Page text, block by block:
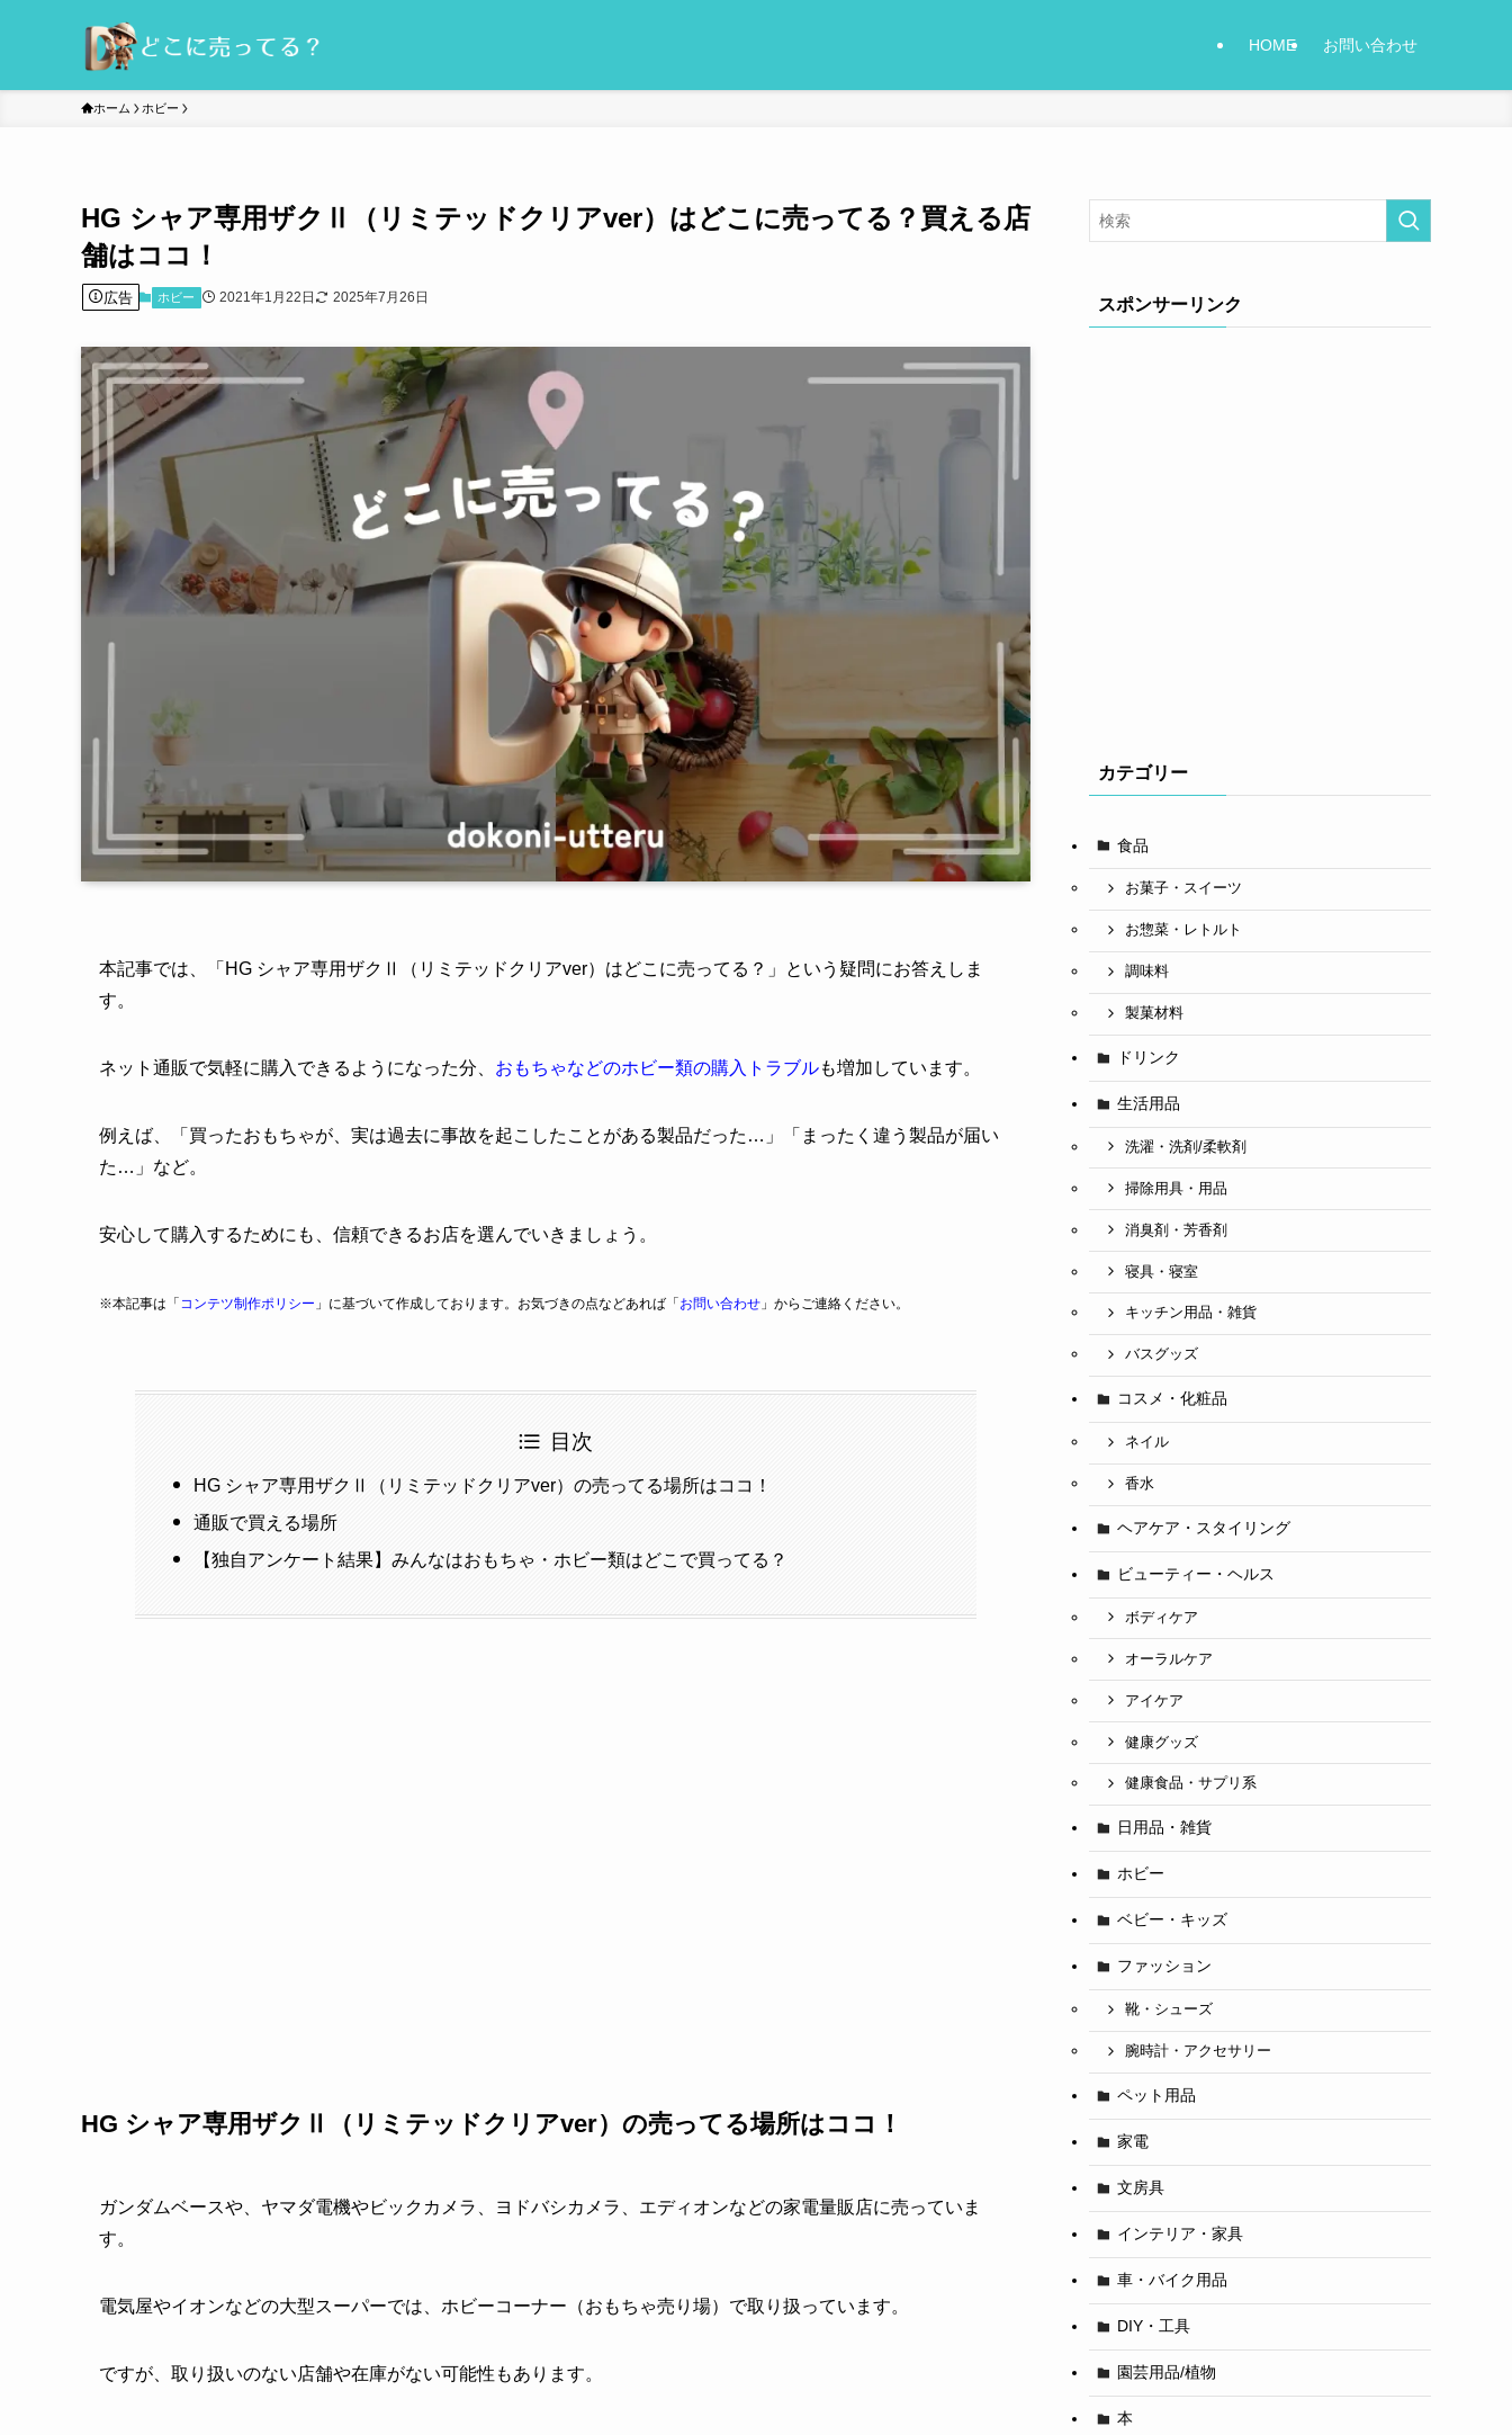
HOME お問い合わせ
ホーム ホビー
HG シャア専用ザクⅡ（リミテッドクリアver）はどこに売ってる？買える店
舗はココ！
広告 ホビー 2021年1月22日 2025年7月26日
本記事では、「HG シャア専用ザクⅡ（リミテッドクリアver）はどこに売ってる？」という疑問にお答えしま
す。
ネット通販で気軽に購入できるようになった分、 おもちゃなどのホビー類の購入トラブルも増加しています。
例えば、「買ったおもちゃが、実は過去に事故を起こしたことがある製品だった…」「まったく違う製品が届い
た…」など。
安心して購入するためにも、信頼できるお店を選んでいきましょう。
※本記事は「 コンテツ制作ポリシー 」に基づいて作成しております。お気づきの点などあれば「 お問い合わせ 」からご連絡ください。
目次
HG シャア専用ザクⅡ（リミテッドクリアver）の売ってる場所はココ！
通販で買える場所
【独自アンケート結果】みんなはおもちゃ・ホビー類はどこで買ってる？
HG シャア専用ザクⅡ（リミテッドクリアver）の売ってる場所はココ！
ガンダムベースや、ヤマダ電機やビックカメラ、ヨドバシカメラ、エディオンなどの家電量販店に売っていま
す。
電気屋やイオンなどの大型スーパーでは、ホビーコーナー（おもちゃ売り場）で取り扱っています。
ですが、取り扱いのない店舗や在庫がない可能性もあります。
スポンサーリンク
カテゴリー
食品
お菓子・スイーツ
お惣菜・レトルト
調味料
製菓材料
ドリンク
生活用品
洗濯・洗剤/柔軟剤
掃除用具・用品
消臭剤・芳香剤
寝具・寝室
キッチン用品・雑貨
バスグッズ
コスメ・化粧品
ネイル
香水
ヘアケア・スタイリング
ビューティー・ヘルス
ボディケア
オーラルケア
アイケア
健康グッズ
健康食品・サプリ系
日用品・雑貨
ホビー
ベビー・キッズ
ファッション
靴・シューズ
腕時計・アクセサリー
ペット用品
家電
文房具
インテリア・家具
車・バイク用品
DIY・工具
園芸用品/植物
本